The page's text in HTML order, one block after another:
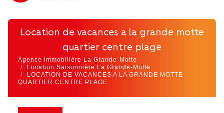
location de vacances a la grande motte
quartier centre plage
Agence immobilière La Grande-Motte
Location Saisonnière La Grande-Motte
LOCATION DE VACANCES A LA GRANDE MOTTE
QUARTIER CENTRE PLAGE